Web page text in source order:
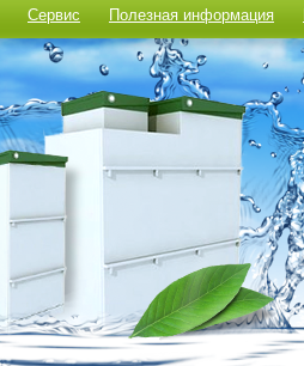
Сервис Полезная информация